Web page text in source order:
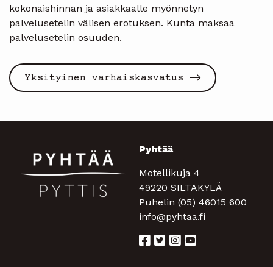
kokonaishinnan ja asiakkaalle myönnetyn
palvelusetelin välisen erotuksen. Kunta maksaa
palvelusetelin osuuden.
Yksityinen varhaiskasvatus
Pyhtää
Motellikuja 4
49220 SILTAKYLÄ
Puhelin (05) 46015 600
info@pyhtaa.fi